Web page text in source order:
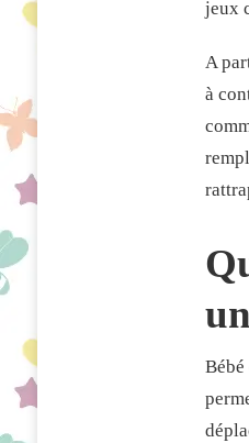
jeux
A
à